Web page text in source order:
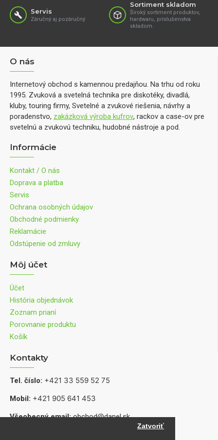
Zatvoriť
Servis
Záručný aj pozáručný
Sortiment skladom
Široký sortiment produktov,
hardwaru, príslušenstva
skladom.
O nás
Internetový obchod s kamennou predajňou. Na trhu od roku
1995. Zvuková a svetelná technika pre diskotéky, divadlá,
kluby, touring firmy, Svetelné a zvukové riešenia, návrhy a
poradenstvo, zakázková výroba kufrov, rackov a case-ov pre
svetelnú a zvukovú techniku, hudobné nástroje a pod.
Informácie
Kontakt / O nás
Doprava a platba
Servis
Ochrana osobných údajov
Obchodné podmienky
Reklamácie
Odstúpenie od zmluvy
Môj účet
Účet
História objednávok
Zoznam prianí
Porovnanie produktu
Košík
Kontakty
Tel. číslo: +421 33 559 52 75
Mobil: +421 905 641 453
Všeobecný email:obchod@danel.sk